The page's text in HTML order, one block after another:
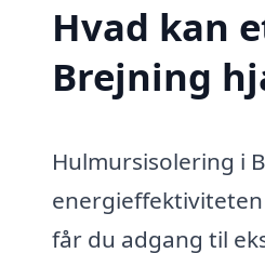
Hvad kan
Brejning
Hulmursisolering i
får du adgang til